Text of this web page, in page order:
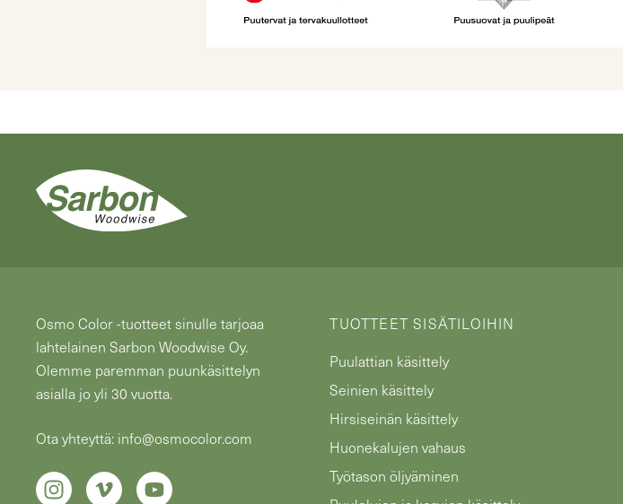
Osmo Color -tuotteet sinulle tarjoaa
lahtelainen Sarbon Woodwise Oy.
Olemme paremman puunkäsittelyn
asialla jo yli 30 vuotta.
Ota yhteyttä: info@osmocolor.com
TUOTTEET SISÄTILOIHIN
Puulattian käsittely
Seinien käsittely
Hirsiseinän käsittely
Huonekalujen vahaus
Työtason öljyäminen